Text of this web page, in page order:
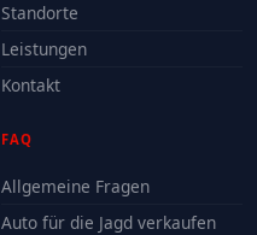
Standorte
Leistungen
Kontakt
FAQ
Allgemeine Fragen
Auto für die Jagd verkaufen